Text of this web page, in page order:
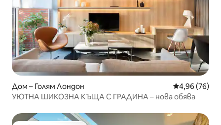
Дом – Голям Лондон Средна
4,96 (76)
УЮТНА ШИКОЗНА КЪЩА С ГРАДИНА – нова обява